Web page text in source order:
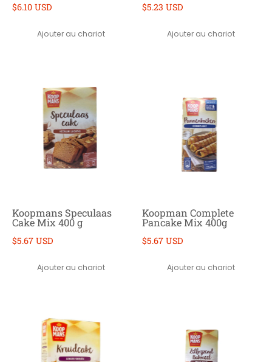
$6.10 USD
Ajouter au chariot
$5.23 USD
Ajouter au chariot
Koopmans Speculaas
Cake Mix 400 g
$5.67 USD
Ajouter au chariot
Koopman Complete
Pancake Mix 400g
$5.67 USD
Ajouter au chariot